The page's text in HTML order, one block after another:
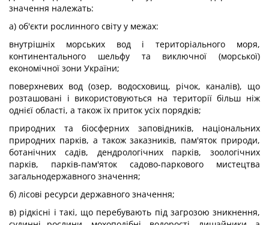
значення належать:
а) об'єкти рослинного світу у межах:
внутрішніх морських вод і територіального моря,
континентального шельфу та виключної (морської)
економічної зони України;
поверхневих вод (озер, водосховищ, річок, каналів), що
розташовані і використовуються на території більш ніж
однієї області, а також їх приток усіх порядків;
природних та біосферних заповідників, національних
природних парків, а також заказників, пам'яток природи,
ботанічних садів, дендрологічних парків, зоологічних
парків, парків-пам'яток садово-паркового мистецтва
загальнодержавного значення;
б) лісові ресурси державного значення;
в) рідкісні і такі, що перебувають під загрозою зникнення,